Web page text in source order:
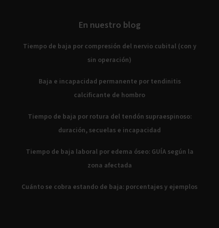
En nuestro blog
Tiempo de baja por compresión del nervio cubital (con y
sin operación)
Baja e incapacidad permanente por tendinitis
calcificante de hombro
Tiempo de baja por rotura del tendón supraespinoso:
duración, secuelas e incapacidad
Tiempo de baja laboral por edema óseo: GUÍA según la
zona afectada
Cuánto se cobra estando de baja: porcentajes y ejemplos